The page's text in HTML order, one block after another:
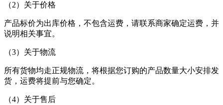
（2）关于价格
产品标价为出库价格，不包含运费，请联系商家确定运费，并
说明相关事宜。
（3）关于物流
所有货物均走正规物流，将根据您订购的产品数量大小安排发
货，运费将提前与您确定。
（4）关于售后